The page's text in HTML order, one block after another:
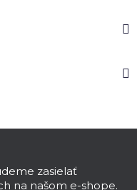
zasielať
na našom e-shope.